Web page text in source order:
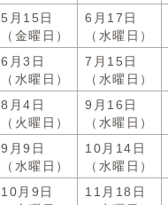
5月15日
（金曜日）
6月17日
（水曜日）
6月3日
（水曜日）
7月15日
（水曜日）
8月4日
（火曜日）
9月16日
（水曜日）
9月9日
（水曜日）
10月14日
（水曜日）
10月9日
11月18日